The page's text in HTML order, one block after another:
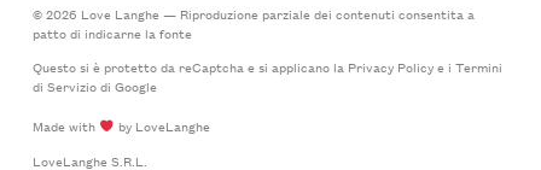
© 2026 Love Langhe — Riproduzione parziale dei contenuti consentita a
patto di indicarne la fonte
Questo si è protetto da reCaptcha e si applicano la Privacy Policye i Termini
di Serviziodi Google
Made with
by LoveLanghe
LoveLanghe S.R.L.